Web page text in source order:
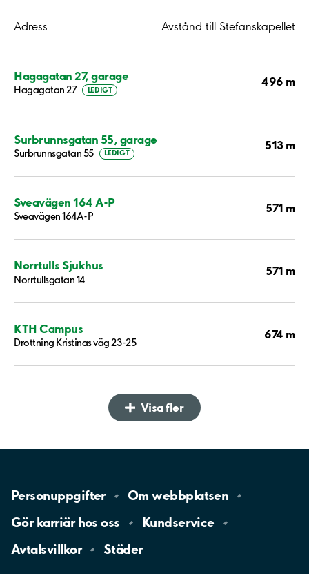
Adress Avstånd till Stefanskapellet
Hagagatan 27, garage
Hagagatan 27 LEDIGT
496 m
Surbrunnsgatan 55, garage
Surbrunnsgatan 55 LEDIGT
513 m
Sveavägen 164 A-P
Sveavägen 164A-P
571 m
Norrtulls Sjukhus
Norrtullsgatan 14
571 m
KTH Campus
Drottning Kristinas väg 23-25
674 m
Visa fler
Personuppgifter Omwebbplatsen
Gör karriär hososs
Kundservice
Avtalsvillkor
Städer